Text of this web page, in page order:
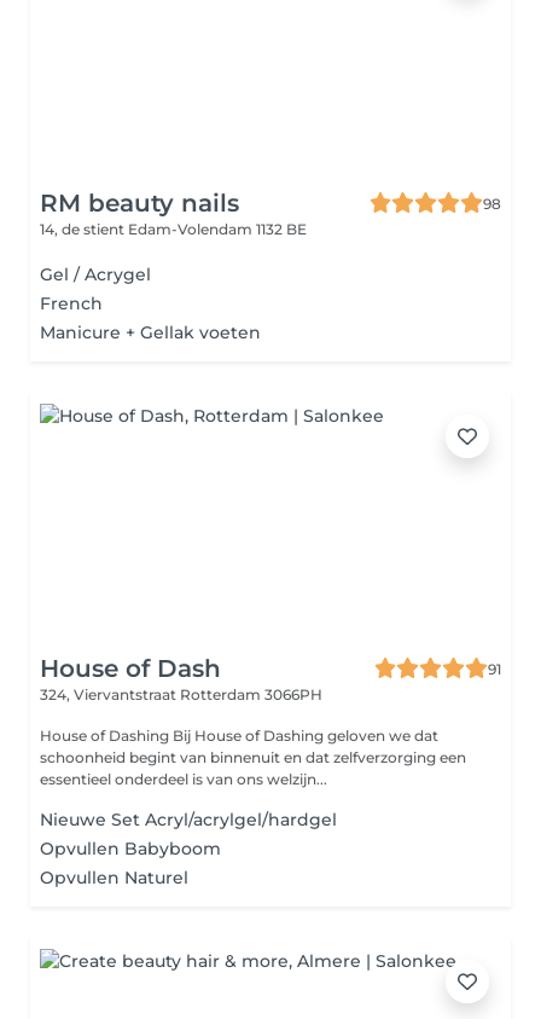
RM beauty nails
98
14, de stient Edam-Volendam 1132 BE
Gel / Acrygel
French
Manicure + Gellak voeten
House of Dash
91
324, Viervantstraat Rotterdam 3066PH
House of Dashing Bij House of Dashing geloven we dat
schoonheid begint van binnenuit en dat zelfverzorging een
essentieel onderdeel is van ons welzijn...
Nieuwe Set Acryl/acrylgel/hardgel
Opvullen Babyboom
Opvullen Naturel